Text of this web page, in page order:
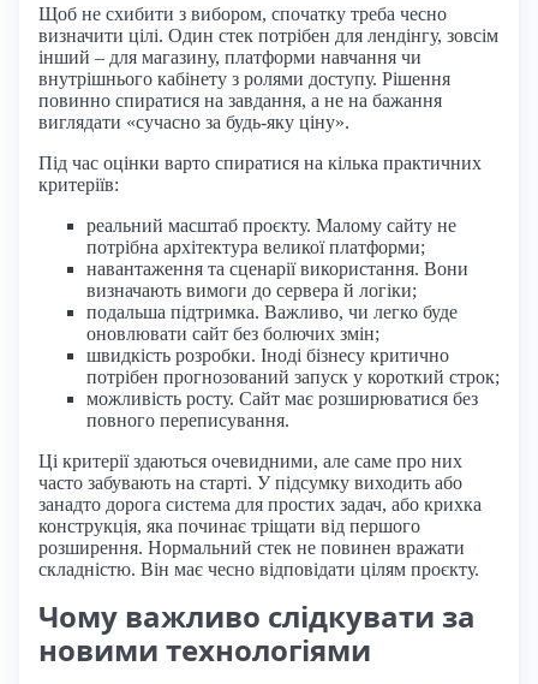
Щоб не схибити з вибором, спочатку треба чесно
визначити цілі. Один стек потрібен для лендінгу, зовсім
інший – для магазину, платформи навчання чи
внутрішнього кабінету з ролями доступу. Рішення
повинно спиратися на завдання, а не на бажання
виглядати «сучасно за будь-яку ціну».
Під час оцінки варто спиратися на кілька практичних
критеріїв:
реальний масштаб проєкту. Малому сайту не
потрібна архітектура великої платформи;
навантаження та сценарії використання. Вони
визначають вимоги до сервера й логіки;
подальша підтримка. Важливо, чи легко буде
оновлювати сайт без болючих змін;
швидкість розробки. Іноді бізнесу критично
потрібен прогнозований запуск у короткий строк;
можливість росту. Сайт має розширюватися без
повного переписування.
Ці критерії здаються очевидними, але саме про них
часто забувають на старті. У підсумку виходить або
занадто дорога система для простих задач, або крихка
конструкція, яка починає тріщати від першого
розширення. Нормальний стек не повинен вражати
складністю. Він має чесно відповідати цілям проєкту.
Чому важливо слідкувати за
новими технологіями